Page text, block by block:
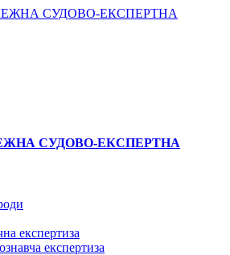
СУДОВО-ЕКСПЕРТНА
експертиза
експертиза